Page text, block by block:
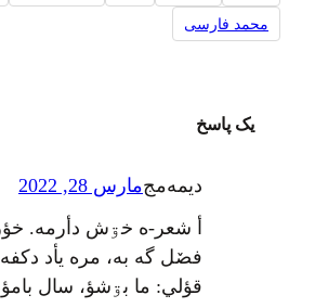
محمد فارسی
یک پاسخ
ديمه‌مجمارس 28, 2022
أ شعر-ه خۊش دأرمه.
فصٚل گه به، مره یأد
قؤلي: ما بۊشؤ، سال